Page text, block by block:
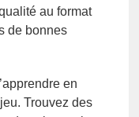
au format
de bonnes
en
Trouvez des